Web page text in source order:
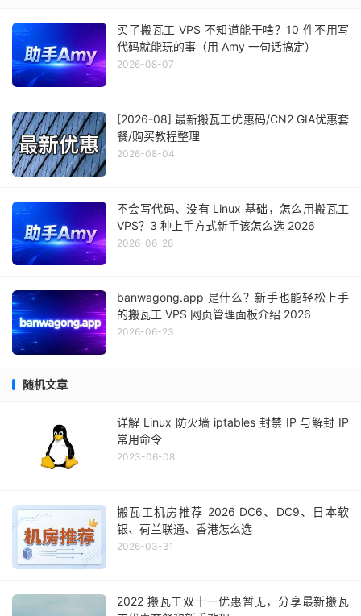
买了搬瓦工 VPS 不知道能干啥？10 件不用写
代码就能玩的事（用 Amy 一句话搞定）
2026-08-07
[2026-08] 最新搬瓦工优惠码/CN2 GIA优惠套
餐/购买教程整理
2026-08-04
不会写代码、没有 Linux 基础，怎么用搬瓦工
VPS？3 种上手方式新手该怎么选 2026
2026-06-28
banwagong.app 是什么？新手也能轻松上手
的搬瓦工 VPS 网页管理面板介绍 2026
2026-06-23
随机文章
详解 Linux 防火墙 iptables 封禁 IP 与解封 IP
常用命令
2023-06-08
搬瓦工机房推荐 2026 DC6、DC9、日本软
银、荷兰联通、香港怎么选
2026-03-31
2022 搬瓦工双十一优惠暂无，分享最新搬瓦